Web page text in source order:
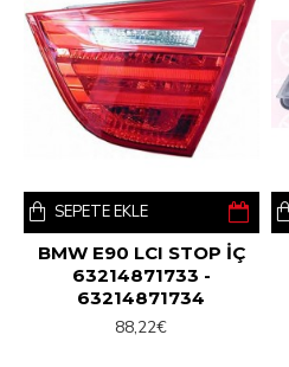
BMW E90 LCI STOP İÇ
63214871733 -
63214871734
88,22€
SEPETE EKLE